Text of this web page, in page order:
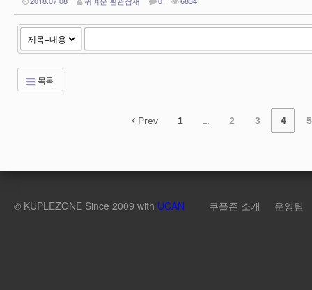
목록
Prev 1 ... 2 3 4 5
© KUPLEZONE Since 2009 with UCAN 쿠플존 소개 운영팀